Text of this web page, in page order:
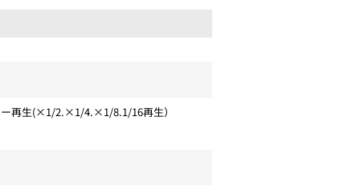
再生(×1/2.×1/4.×1/8.1/16再生）